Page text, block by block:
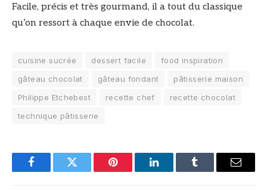
Facile, précis et très gourmand, il a tout du classique
qu’on ressort à chaque envie de chocolat.
cuisine sucrée dessert facile
food inspiration
gâteau chocolat
gâteau fondant
pâtisserie maison
Philippe Etchebest
recette chef
recette chocolat
technique pâtisserie
FacebookTwitter Pinterest LinkedInTumblr Email